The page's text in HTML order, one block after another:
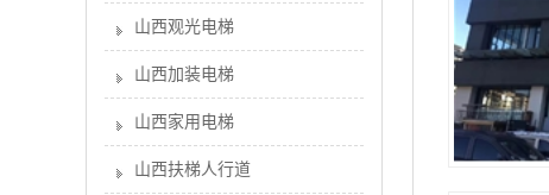
山西观光电梯
山西加装电梯
山西家用电梯
山西扶梯人行道